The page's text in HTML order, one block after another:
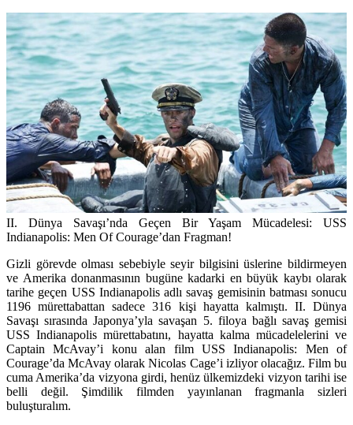
II. Dünya Savaşı’nda Geçen Bir Yaşam Mücadelesi: USS
Indianapolis: Men Of Courage’dan Fragman!
Gizli görevde olması sebebiyle seyir bilgisini üslerine bildirmeyen
ve Amerika donanmasının bugüne kadarki en büyük kaybı olarak
tarihe geçen USS Indianapolis adlı savaş gemisinin batması sonucu
1196 mürettabattan sadece 316 kişi hayatta kalmıştı. II. Dünya
Savaşı sırasında Japonya’yla savaşan 5. filoya bağlı savaş gemisi
USS Indianapolis mürettabatını, hayatta kalma mücadelelerini ve
Captain McAvay’i konu alan film USS Indianapolis: Men of
Courage’da McAvay olarak Nicolas Cage’i izliyor olacağız. Film bu
cuma Amerika’da vizyona girdi, henüz ülkemizdeki vizyon tarihi ise
belli değil. Şimdilik filmden yayınlanan fragmanla sizleri
buluşturalım.